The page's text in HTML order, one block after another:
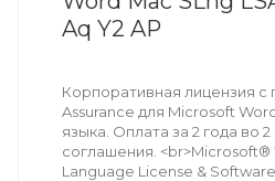
Aq Y2 AP
Корпоративная лицензия с
Assurance для Microsoft
языка. Оплата за 2 года во
соглашения. <br>Microsoft®
Language License &